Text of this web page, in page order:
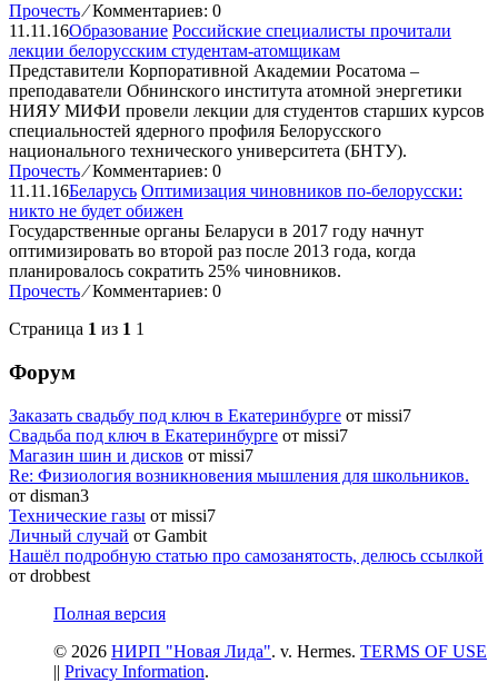
Прочесть ⁄Комментариев: 0
11.11.16Образование Российские специалисты прочитали
лекции белорусским студентам-атомщикам
Представители Корпоративной Академии Росатома –
преподаватели Обнинского института атомной энергетики
НИЯУ МИФИ провели лекции для студентов старших курсов
специальностей ядерного профиля Белорусского
национального технического университета (БНТУ).
Прочесть ⁄Комментариев: 0
11.11.16Беларусь Оптимизация чиновников по-белорусски:
никто не будет обижен
Государственные органы Беларуси в 2017 году начнут
оптимизировать во второй раз после 2013 года, когда
планировалось сократить 25% чиновников.
Прочесть ⁄Комментариев: 0
Страница 1 из 1 1
Форум
Заказать свадьбу под ключ в Екатеринбурге от missi7
Cвадьба под ключ в Екатеринбурге от missi7
Магазин шин и дисков от missi7
Re: Физиология возникновения мышления для школьников.
от disman3
Технические газы от missi7
Личный случай от Gambit
Нашёл подробную статью про самозанятость, делюсь ссылкой
от drobbest
Полная версия
© 2026 НИРП "Новая Лида". v. Hermes. TERMS OF USE
|| Privacy Information.